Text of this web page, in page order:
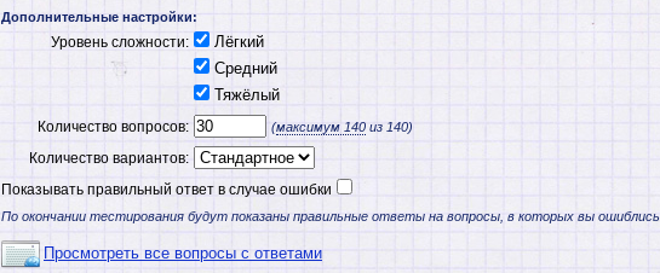
Дополнительные настройки:
Уровень сложности:
Лёгкий
Средний
Тяжёлый
Количество вопросов: (максимум 140 из 140)
Количество вариантов:
Показывать правильный ответ в случае ошибки
По окончании тестирования будут показаны правильные ответы на вопросы, в которых вы ошиблись.
Просмотреть все вопросы с ответами